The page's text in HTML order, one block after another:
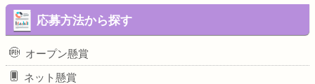
応募方法から探す
オープン懸賞
ネット懸賞